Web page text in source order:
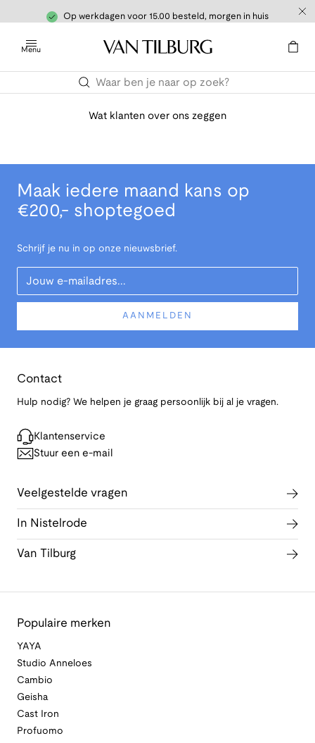
Op werkdagen voor 15.00 besteld, morgen in huis
Menu
Wat klanten over ons zeggen
Maak iedere maand kans op
€200,- shoptegoed
Schrijf je nu in op onze nieuwsbrief.
Your Email
AANMELDEN
Contact
Hulp nodig? We helpen je graag persoonlijk bij al je vragen.
Klantenservice
Stuur een e-mail
Veelgestelde vragen
In Nistelrode
Van Tilburg
Populaire merken
YAYA
Studio Anneloes
Cambio
Geisha
Cast Iron
Profuomo